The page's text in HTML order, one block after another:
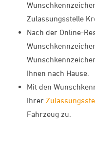
Zulassungsstelle
Nach der Online-
Ihnen nach Hause.
Mit den
Ihrer
Fahrzeug zu.